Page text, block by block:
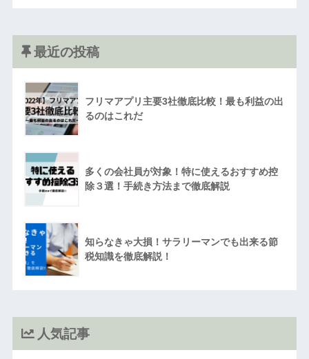
最近の投稿
フリマアプリ主要3社徹底比較！最も利益の出
るのはこれだ
多くの会社員が対象！特に使えるおすすめ控
除３選！手続き方法まで徹底解説
知らなきゃ大損！サラリーマンでも出来る節
税知識を徹底解説！
人気記事